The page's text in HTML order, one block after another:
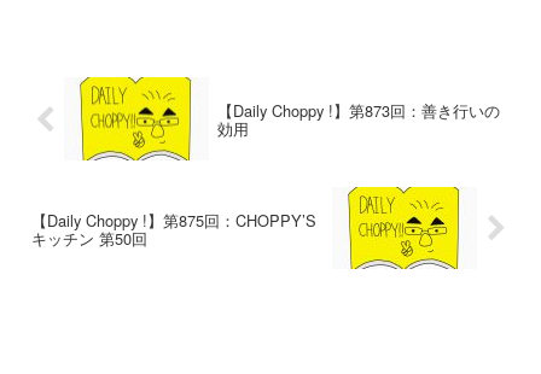
【Daily Choppy !】第873回：善き行いの
効用
【Daily Choppy !】第875回：CHOPPY’S
キッチン 第50回